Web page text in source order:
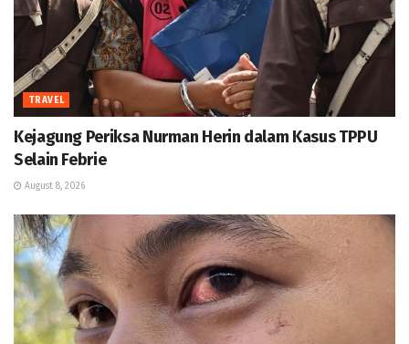
TRAVEL
Kejagung Periksa Nurman Herin dalam Kasus TPPU
Selain Febrie
August 8, 2026